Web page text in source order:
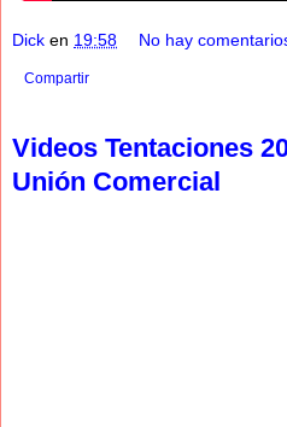
Dick en 19:58 No hay
Compartir
Videos Tentaciones
Unión Comercial